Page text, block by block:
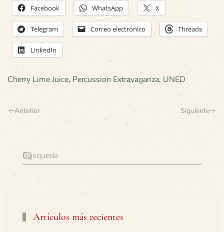
Facebook WhatsApp X
Telegram Correo electrónico Threads
LinkedIn
Cherry Lime Juice, Percussion Extravaganza, UNED
Anterior Siguiente
Artículos más recientes